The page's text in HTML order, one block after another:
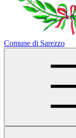
Comune di Sarezzo